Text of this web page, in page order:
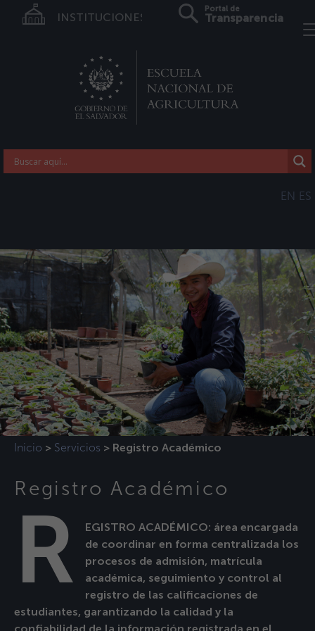
INSTITUCIONES
Portal de
Transparencia
EN ES
Inicio > Servicios > Registro Académico
Registro Académico
R
EGISTRO ACADÉMICO: área encargada
de coordinar en forma centralizada los
procesos de admisión, matrícula
académica, seguimiento y control al
registro de las calificaciones de
estudiantes, garantizando la calidad y la